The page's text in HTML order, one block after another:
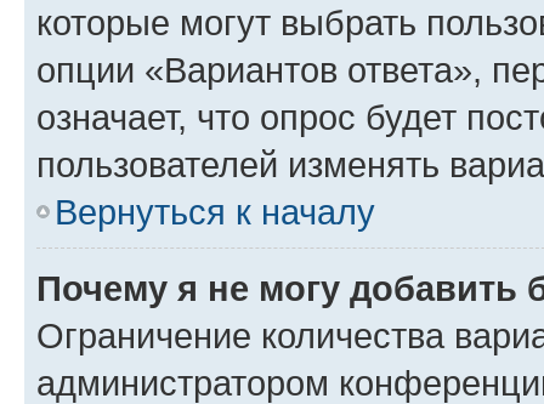
которые могут выбрать
опции «Вариантов ответа»,
означает, что опрос будет
пользователей изменять
Вернуться к началу
Почему я не могу добавить
Ограничение количества
администратором